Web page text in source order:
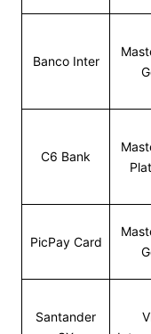
Banco Inter
C6 Bank
PicPay Card
Santander